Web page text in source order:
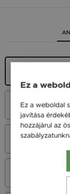
45 900 Ft
Vörös
Ez a
Ez a weboldal
javítása
hozzájárul az